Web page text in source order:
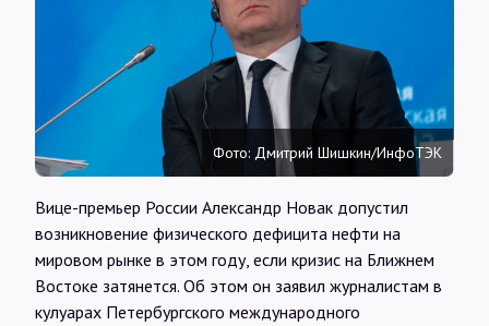
Интервью
Карты
О нас
@Infotek_Russia
Фото: Дмитрий Шишкин/ИнфоТЭК
Вице-премьер России Александр Новак допустил
возникновение физического дефицита нефти на
мировом рынке в этом году, если кризис на Ближнем
Востоке затянется. Об этом он заявил журналистам в
кулуарах Петербургского международного